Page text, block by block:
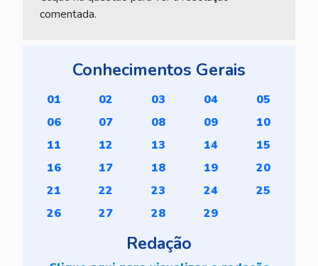
comentada.
Conhecimentos Gerais
01 02 03 04
05
06
07 08 09
10
11
12 13 14
15
16
17 18 19
20
21
22 23 24
25
26
27 28 29
Redação